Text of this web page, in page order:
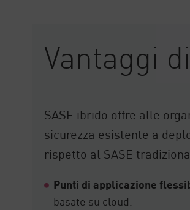
Vantaggi
SASE ibrido offre alle
sicurezza esistente a
rispetto al SASE
Punti di applicazione
basate su cloud.